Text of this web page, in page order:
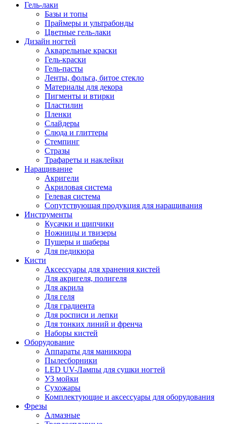
Гель-лаки
Базы и топы
Праймеры и ультрабонды
Цветные гель-лаки
Дизайн ногтей
Акварельные краски
Гель-краски
Гель-пасты
Ленты, фольга, битое стекло
Материалы для декора
Пигменты и втирки
Пластилин
Пленки
Слайдеры
Слюда и глиттеры
Стемпинг
Стразы
Трафареты и наклейки
Наращивание
Акригели
Акриловая система
Гелевая система
Сопутствующая продукция для наращивания
Инструменты
Кусачки и щипчики
Ножницы и твизеры
Пушеры и шаберы
Для педикюра
Кисти
Аксессуары для хранения кистей
Для акригеля, полигеля
Для акрила
Для геля
Для градиента
Для росписи и лепки
Для тонких линий и френча
Наборы кистей
Оборудование
Аппараты для маникюра
Пылесборники
LED UV-Лампы для сушки ногтей
УЗ мойки
Сухожары
Комплектующие и аксессуары для оборудования
Фрезы
Алмазные